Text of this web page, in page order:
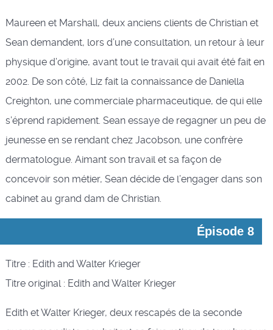
Maureen et Marshall, deux anciens clients de Christian et
Sean demandent, lors d’une consultation, un retour à leur
physique d’origine, avant tout le travail qui avait été fait en
2002. De son côté, Liz fait la connaissance de Daniella
Creighton, une commerciale pharmaceutique, de qui elle
s’éprend rapidement. Sean essaye de regagner un peu de
jeunesse en se rendant chez Jacobson, une confrère
dermatologue. Aimant son travail et sa façon de
concevoir son métier, Sean décide de l’engager dans son
cabinet au grand dam de Christian.
Épisode 8
Titre : Edith and Walter Krieger
Titre original : Edith and Walter Krieger
Edith et Walter Krieger, deux rescapés de la seconde